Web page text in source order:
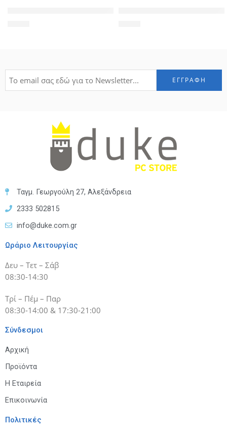
Ταγμ. Γεωργούλη 27, Αλεξάνδρεια
2333 502815
info@duke.com.gr
Ωράριο Λειτουργίας
Δευ – Τετ – Σάβ
08:30-14:30
Τρί – Πέμ – Παρ
08:30-14:00 & 17:30-21:00
Σύνδεσμοι
Αρχική
Προϊόντα
Η Εταιρεία
Επικοινωνία
Πολιτικές